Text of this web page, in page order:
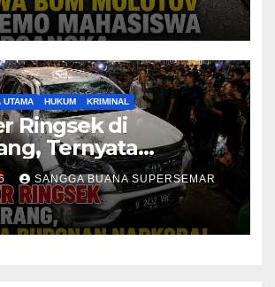
UTAMA HUKUM KRIMINAL
Ringsek di
Ternyata
Narkoba!
SANGGA BUANA SUPERSEMAR